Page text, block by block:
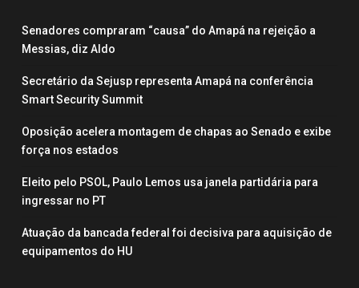
Senadores compraram “causa” do Amapá na rejeição a
Messias, diz Aldo
Secretário da Sejusp representa Amapá na conferência
Smart Security Summit
Oposição acelera montagem de chapas ao Senado e exibe
força nos estados
Eleito pelo PSOL, Paulo Lemos usa janela partidária para
ingressar no PT
Atuação da bancada federal foi decisiva para aquisição de
equipamentos do HU